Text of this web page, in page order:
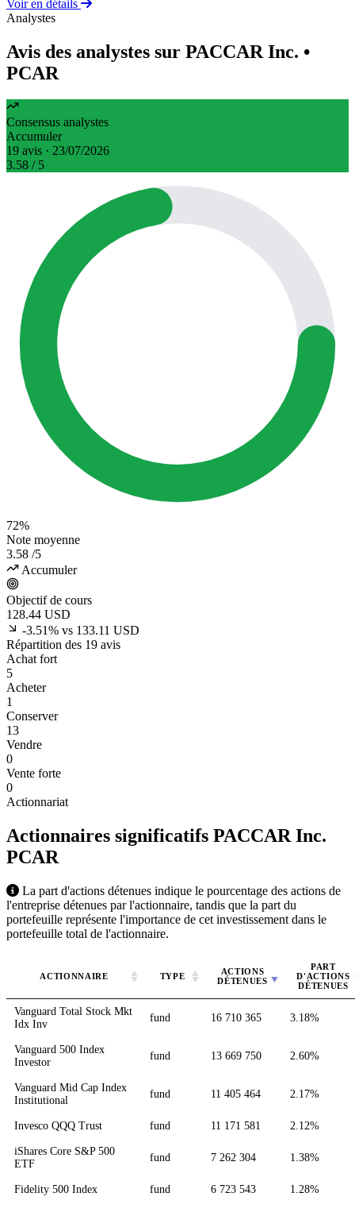
Voir en détails
Analystes
Avis des analystes sur PACCAR Inc. •
PCAR
Consensus analystes
Accumuler
19 avis · 23/07/2026
3.58 / 5
72%
Note moyenne
3.58 /5
Accumuler
Objectif de cours
128.44 USD
-3.51% vs 133.11 USD
Répartition des 19 avis
Achat fort
5
Acheter
1
Conserver
13
Vendre
0
Vente forte
0
Actionnariat
Actionnaires significatifs PACCAR Inc.
PCAR
La part d'actions détenues indique le pourcentage des actions de
l'entreprise détenues par l'actionnaire, tandis que la part du
portefeuille représente l'importance de cet investissement dans le
portefeuille total de l'actionnaire.
ACTIONNAIRE TYPE
ACTIONS
DÉTENUES
PART
D'ACTIONS
DÉTENUES
Vanguard Total Stock Mkt
Idx Inv
fund 16 710 365 3.18%
Vanguard 500 Index
Investor
fund 13 669 750 2.60%
Vanguard Mid Cap Index
Institutional
fund 11 405 464 2.17%
Invesco QQQ Trust fund 11 171 581 2.12%
iShares Core S&P 500
ETF
fund 7 262 304 1.38%
Fidelity 500 Index fund 6 723 543 1.28%